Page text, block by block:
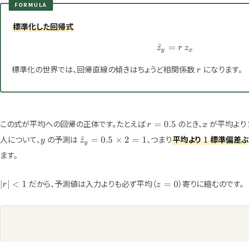
FORMULA
標準化した回帰式
\hat{z}_y = r\,z_x
z
^y = r zx
標準化の世界では、回帰直線の傾きはちょうど相関係数r
r になります。
この式が平均への回帰の正体です。たとえばr=0.5
r = 0.5 のとき、x
x が平均より
人について、y
yの予測は \hat{z}_y=0.5\times
2=1
z
^y = 0.5 × 2 = 1、つまり平均より1
1標準偏差
ます。
|r|
<1
r < 1 だから、予測値は入力よりも必ず平均（z=0
z = 0）寄りに縮むのです。